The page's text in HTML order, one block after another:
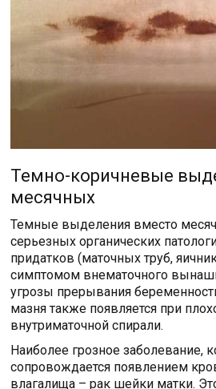
Темно-коричневые
месячных
Темные выделения вместо
серьезных органических
придатков (маточных труб,
симптомом внематочного
угрозы прерывания
мазня также появляется при
внутриматочной спирали.
Наиболее грозное заболевание,
сопровождается появлением
влагалища – рак шейки матки.